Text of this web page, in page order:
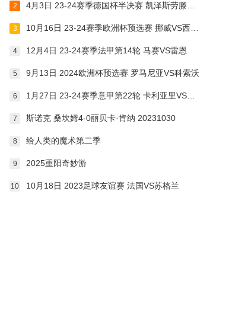
2 4月3日 23-24赛季德国杯半决赛 凯泽斯劳滕VS萨尔布吕肯
3 10月16日 23-24赛季欧洲杯预选赛 挪威VS西班牙
4 12月4日 23-24赛季法甲第14轮 马赛VS雷恩
5 9月13日 2024欧洲杯预选赛 罗马尼亚VS科索沃
6 1月27日 23-24赛季意甲第22轮 卡利亚里VS都灵
7 斯诺克 桑坎姆4-0丽贝卡·肯纳 20231030
8 给人类的魔术第二季
9 2025重阳奇妙游
10 10月18日 2023足球友谊赛 法国VS苏格兰